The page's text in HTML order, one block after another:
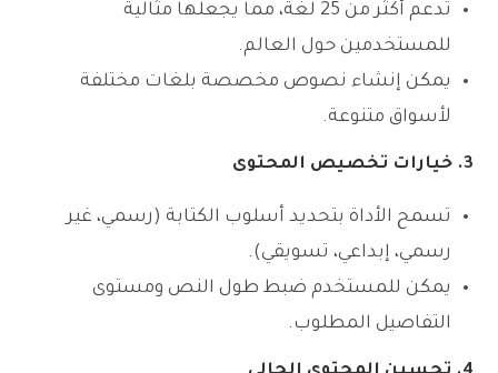
تدعم أكثر من 25 لغة، مما يجعلها مثالية
للمستخدمين حول العالم.
يمكن إنشاء نصوص مخصصة بلغات مختلفة
لأسواق متنوعة.
3. خيارات تخصيص المحتوى
تسمح الأداة بتحديد أسلوب الكتابة (رسمي، غير
رسمي، إبداعي، تسويقي).
يمكن للمستخدم ضبط طول النص ومستوى
التفاصيل المطلوب.